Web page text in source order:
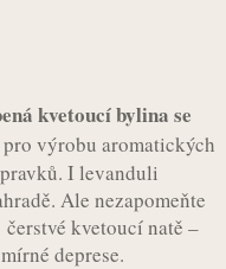
kvetoucí bylina se
výrobu aromatických
I levanduli
Ale nezapomeňte
kvetoucí natě –
deprese.